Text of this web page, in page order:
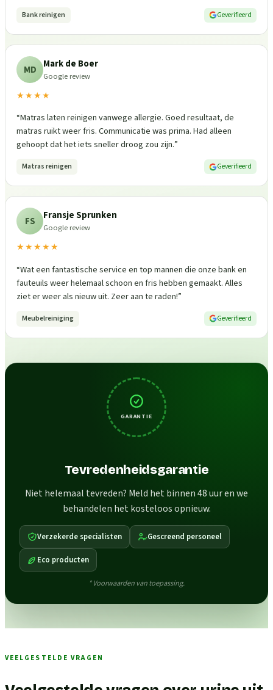
Bank reinigen Geverifieerd
MD Mark de Boer
Google review
★★★★
“Matras laten reinigen vanwege allergie. Goed resultaat, de
matras ruikt weer fris. Communicatie was prima. Had alleen
gehoopt dat het iets sneller droog zou zijn.”
Matras reinigen Geverifieerd
FS Fransje Sprunken
Google review
★★★★★
“Wat een fantastische service en top mannen die onze bank en
fauteuils weer helemaal schoon en fris hebben gemaakt. Alles
ziet er weer als nieuw uit. Zeer aan te raden!”
Meubelreiniging Geverifieerd
GARANTIE
Tevredenheidsgarantie
Niet helemaal tevreden? Meld het binnen 48 uur en we
behandelen het kosteloos opnieuw.
Verzekerde specialisten Gescreend personeel
Eco producten
* Voorwaarden van toepassing.
VEELGESTELDE VRAGEN